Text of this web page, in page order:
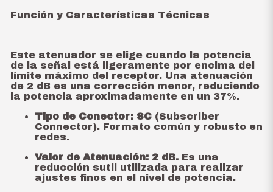
Función y Características Técnicas
Este atenuador se elige cuando la potencia
de la señal está ligeramente por encima del
límite máximo del receptor. Una atenuación
de 2 dB es una corrección menor, reduciendo
la potencia aproximadamente en un 37%.
Tipo de Conector: SC(Subscriber
Connector). Formato común y robusto en
redes.
Valor de Atenuación: 2 dB.Es una
reducción sutil utilizada para realizar
ajustes finos en el nivel de potencia.